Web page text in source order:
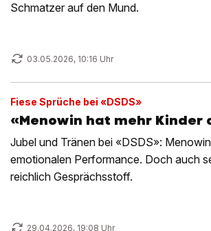
Schmatzer auf den Mund.
03.05.2026, 10:16 Uhr
Fiese Sprüche bei «DSDS»
«Menowin hat mehr Kinder
Jubel und Tränen bei «DSDS»:
emotionalen Performance. Doch auch
reichlich Gesprächsstoff.
29.04.2026, 19:08 Uhr